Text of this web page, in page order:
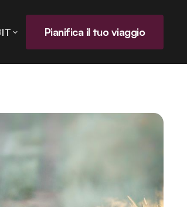
IT Pianifica il tuo viaggio